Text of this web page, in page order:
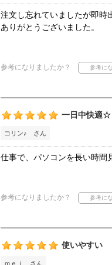
注文し忘れていましたが即時
ありがとうございました。
参考になりましたか？
一日中快適☆
コリン♪ さん
仕事で、パソコンを長い時間
参考になりましたか？
使いやすい
ｍｅｉ さん